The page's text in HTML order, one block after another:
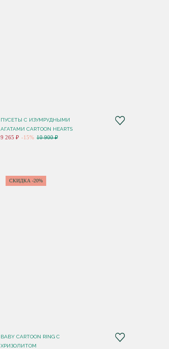
ПУСЕТЫ C ИЗУМРУДНЫМИ
АГАТАМИ CARTOON HEARTS
9 265 ₽ -15% 10 900 ₽
СКИДКА -20%
BABY CARTOON RING С
ХРИЗОЛИТОМ